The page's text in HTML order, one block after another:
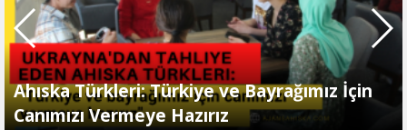
Ahıska Türkleri: Türkiye ve Bayrağımız İçin
Canımızı Vermeye Hazırız